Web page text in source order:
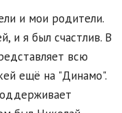
и мои родители.
и я был счастлив. В
всю
ещё на "Динамо".